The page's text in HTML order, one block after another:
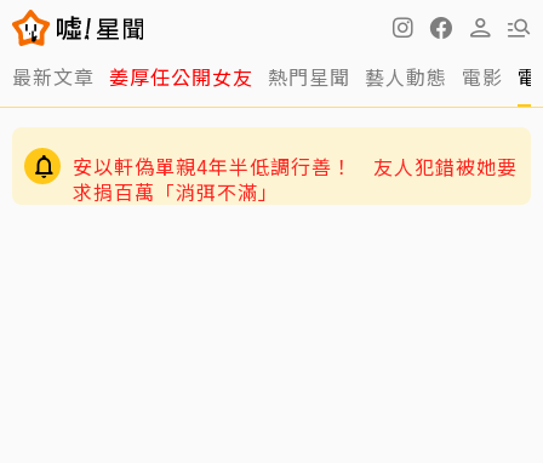
最新文章 姜厚任公開女友 熱門星聞 藝人動態 電影
安以軒偽單親4年半低調行善！ 友人犯錯被她要
求捐百萬「消弭不滿」